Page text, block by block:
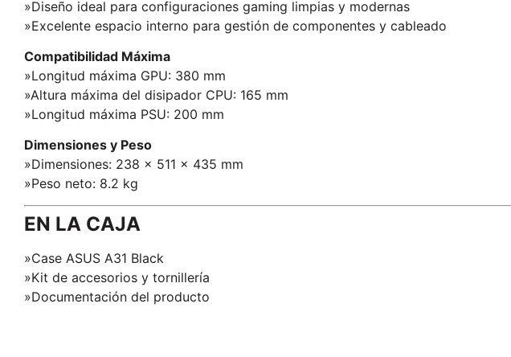
»Diseño ideal para configuraciones gaming limpias y modernas
»Excelente espacio interno para gestión de componentes y cableado
Compatibilidad Máxima
»Longitud máxima GPU: 380 mm
»Altura máxima del disipador CPU: 165 mm
»Longitud máxima PSU: 200 mm
Dimensiones y Peso
»Dimensiones: 238 x 511 x 435 mm
»Peso neto: 8.2 kg
EN LA CAJA
»Case ASUS A31 Black
»Kit de accesorios y tornillería
»Documentación del producto